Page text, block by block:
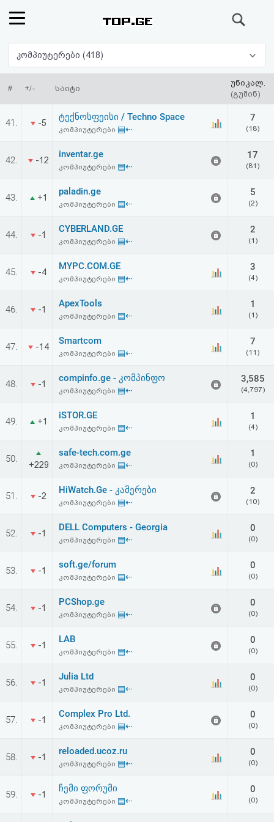
რეიტინგი
(მთავარი)
ფოსტა
პასუხი
ავტორიზაცია
რეგისტრაცია
პაროლის
აღდგენა
HTML
შეთანხმება
უარყოფა
კომპიუტერები (418)
# +/- საიტი
უნიკალ.
(გუშინ)
41. -5
ტექნოსფეისი / Techno Space
კომპიუტერები ▤⇠
7
(18)
42. -12
inventar.ge
კომპიუტერები ▤⇠
17
(81)
43. +1
paladin.ge
კომპიუტერები ▤⇠
5
(2)
44. -1
CYBERLAND.GE
კომპიუტერები ▤⇠
2
(1)
45. -4
MYPC.COM.GE
კომპიუტერები ▤⇠
3
(4)
46. -1
ApexTools
კომპიუტერები ▤⇠
1
(1)
47. -14
Smartcom
კომპიუტერები ▤⇠
7
(11)
48. -1
compinfo.ge - კომპინფო
კომპიუტერები ▤⇠
3,585
(4,797)
49. +1
iSTOR.GE
კომპიუტერები ▤⇠
1
(4)
50.
+229
safe-tech.com.ge
კომპიუტერები ▤⇠
1
(0)
51. -2
HiWatch.Ge - კამერები
კომპიუტერები ▤⇠
2
(10)
52. -1
DELL Computers - Georgia
კომპიუტერები ▤⇠
0
(0)
53. -1
soft.ge/forum
კომპიუტერები ▤⇠
0
(0)
54. -1
PCShop.ge
კომპიუტერები ▤⇠
0
(0)
55. -1
LAB
კომპიუტერები ▤⇠
0
(0)
56. -1
Julia Ltd
კომპიუტერები ▤⇠
0
(0)
57. -1
Complex Pro Ltd.
კომპიუტერები ▤⇠
0
(0)
58. -1
reloaded.ucoz.ru
კომპიუტერები ▤⇠
0
(0)
59. -1
ჩემი ფორუმი
კომპიუტერები ▤⇠
0
(0)